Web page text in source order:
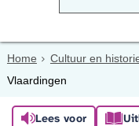
Home Cultuur en
Vlaardingen
Lees voor